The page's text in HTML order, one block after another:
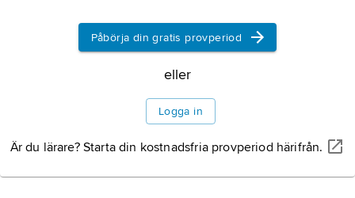
samt 1945–48 ingått i
Duke Ellingtons
orkester ledde han av och till egna band. Av
Påbörja din gratis provperiod
eller
Logga in
Är du lärare? Starta din kostnadsfria provperiod härifrån.